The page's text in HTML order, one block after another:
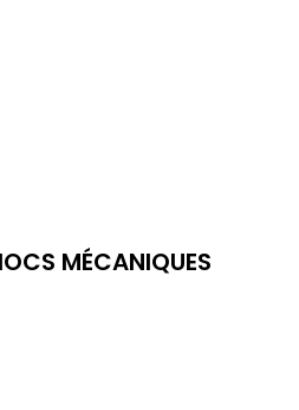
MÉCANIQUES